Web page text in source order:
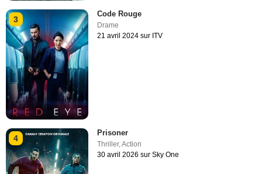
3
Code Rouge
Drame
21 avril 2024 sur ITV
4
Prisoner
Thriller,Action
30 avril 2026 sur Sky One